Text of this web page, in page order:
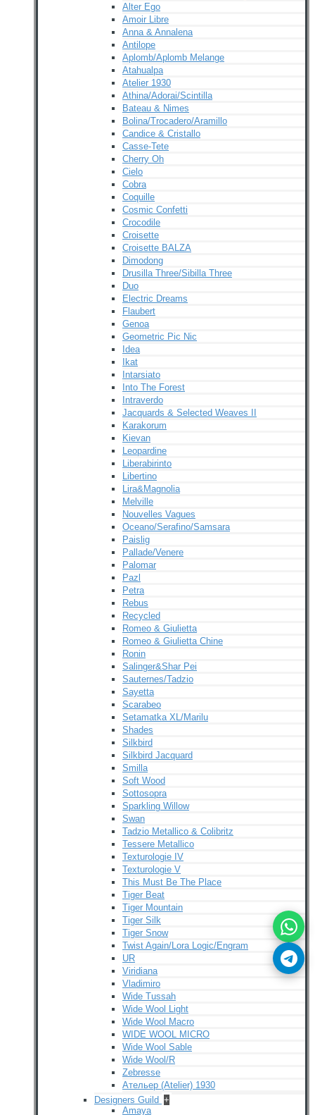
Alter Ego
Amoir Libre
Anna & Annalena
Antilope
Aplomb/Aplomb Melange
Atahualpa
Atelier 1930
Athina/Adorai/Scintilla
Bateau & Nimes
Bolina/Trocadero/Aramillo
Candice & Cristallo
Casse-Tete
Cherry Oh
Cielo
Cobra
Coquille
Cosmic Confetti
Crocodile
Croisette
Croisette BALZA
Dimodong
Drusilla Three/Sibilla Three
Duo
Electric Dreams
Flaubert
Genoa
Geometric Pic Nic
Idea
Ikat
Intarsiato
Into The Forest
Intraverdo
Jacquards & Selected Weaves II
Karakorum
Kievan
Leopardine
Liberabirinto
Libertino
Lira&Magnolia
Melville
Nouvelles Vagues
Oceano/Serafino/Samsara
Paislig
Pallade/Venere
Palomar
Pazl
Petra
Rebus
Recycled
Romeo & Giulietta
Romeo & Giulietta Chine
Ronin
Salinger&Shar Pei
Sauternes/Tadzio
Sayetta
Scarabeo
Setamatka XL/Marilu
Shades
Silkbird
Silkbird Jacquard
Smilla
Soft Wood
Sottosopra
Sparkling Willow
Swan
Tadzio Metallico & Colibritz
Tessere Metallico
Texturologie IV
Texturologie V
This Must Be The Place
Tiger Beat
Tiger Mountain
Tiger Silk
Tiger Snow
Twist Again/Lora Logic/Engram
UR
Viridiana
Vladimiro
Wide Tussah
Wide Wool Light
Wide Wool Macro
WIDE WOOL MICRO
Wide Wool Sable
Wide Wool/R
Zebresse
Ательер (Atelier) 1930
Designers Guild +
Amaya